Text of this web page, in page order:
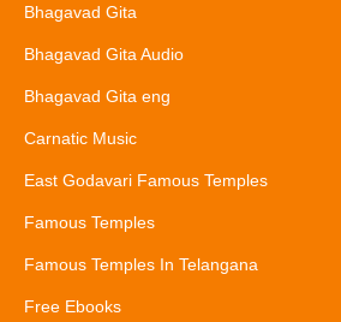
Bhagavad Gita
Bhagavad Gita Audio
Bhagavad Gita eng
Carnatic Music
East Godavari Famous Temples
Famous Temples
Famous Temples In Telangana
Free Ebooks